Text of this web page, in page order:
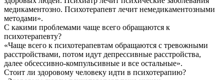
медикаментозно. Психотерапевт лечит немедикаментозными
методами».
С какими проблемами чаще всего обращаются к
психотерапевту?
«Чаще всего к психотерапевтам обращаются с тревожными
расстройствами, потом идут депрессивные расстройства,
далее обсессивно-компульсивные и все остальные».
Стоит ли здоровому человеку идти в психотерапию?